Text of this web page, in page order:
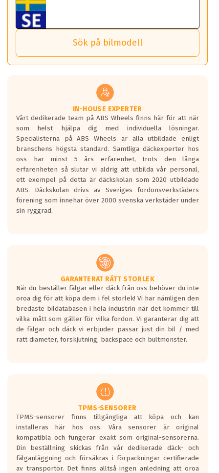
ET: 43
3498 kr
ABS 360 gör det möjligt för dig att ta med fälgarna till din
nästa bil.
Det sparar dig tid och pengar.
*PCD står för pitch circle diameter / Bultmönster.
ABS Wheels fälgar.
Viktigt att Bult respektive mutter är av storlek (17mm hylsa
Genom att du anger ditt registreringsnummer kan vi matcha
och garantera att tillbehören passar till 100%
vid åtdragning av hjulbultarna.
behöver tänka på.
Sensorn sitter inne i hjulet och skickar signaler om lufttryck
och temperatur till din instrumentpanel.
TPMS gör det enkelt att ha koll på att dina däck håller rätt
tryck. Skulle du tappa tryck i något däck varnar TPMS dig
om detta.
helt kort att du som förare alltid ska ha koll på lufttrycket i
Samtliga ABS Wheels fälgar är kompatibla med TPMS
sensorer.
Sök på bilmodell
IN-HOUSE EXPERTER
Vårt dedikerade team på ABS Wheels finns här för att när
som helst hjälpa dig med individuella lösningar.
Specialisterna på ABS Wheels är alla utbildade enligt
branschens högsta standard. Samtliga däckexperter hos
oss har minst 5 års erfarenhet, trots den långa
erfarenheten så slutar vi aldrig att utbilda vår personal,
ett exempel på detta är däckskolan som 2020 utbildade
ABS. Däckskolan drivs av Sveriges fordonsverkstäders
förening som innehar över 2000 svenska verkstäder under
sin ryggrad.
GARANTERAT RÄTT STORLEK
När du beställer fälgar eller däck från oss behöver du inte
oroa dig för att köpa dem i fel storlek! Vi har nämligen den
bredaste bildatabasen i hela industrin när det kommer till
vilka mått som gäller för vilka fordon. Vi garanterar dig att
de fälgar och däck vi erbjuder passar just din bil / med
rätt diameter, förskjutning, backspace och bultmönster.
TPMS-SENSORER
TPMS-sensorer finns tillgängliga att köpa och kan
installeras här hos oss. Våra sensorer är original
kompatibla och fungerar exakt som original-sensorerna.
Din beställning skickas från vår dedikerade däck- och
fälganläggning och försäkras i förpackningar certifierade
av transportör. Det finns alltså ingen anledning att oroa